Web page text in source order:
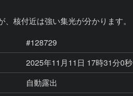
核付近は強い集光が分かります。
#128729
2025年11月11日 17時31分0秒
自動露出